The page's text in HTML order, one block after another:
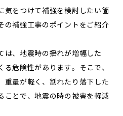
気をつけて補強を検討したい箇
の補強工事のポイントをご紹介
は、地震時の揺れが増幅した
危険性があります。そこで、
重量が軽く、割れたり落下した
ことで、地震の時の被害を軽減